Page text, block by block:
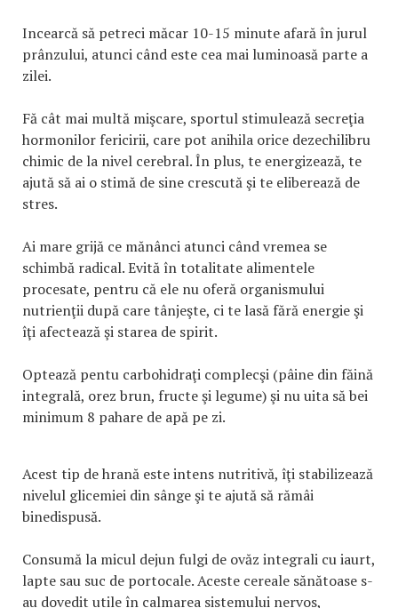
Incearcă să petreci măcar 10-15 minute afară în jurul
prânzului, atunci când este cea mai luminoasă parte a
zilei.
Fă cât mai multă mişcare, sportul stimulează secreţia
hormonilor fericirii, care pot anihila orice dezechilibru
chimic de la nivel cerebral. În plus, te energizează, te
ajută să ai o stimă de sine crescută şi te eliberează de
stres.
Ai mare grijă ce mănânci atunci când vremea se
schimbă radical. Evită în totalitate alimentele
procesate, pentru că ele nu oferă organismului
nutrienţii după care tânjeşte, ci te lasă fără energie şi
îţi afectează şi starea de spirit.
Optează pentu carbohidraţi complecşi (pâine din făină
integrală, orez brun, fructe şi legume) şi nu uita să bei
minimum 8 pahare de apă pe zi.
Acest tip de hrană este intens nutritivă, îţi stabilizează
nivelul glicemiei din sânge şi te ajută să rămâi
binedispusă.
Consumă la micul dejun fulgi de ovăz integrali cu iaurt,
lapte sau suc de portocale. Aceste cereale sănătoase s-
au dovedit utile în calmarea sistemului nervos,